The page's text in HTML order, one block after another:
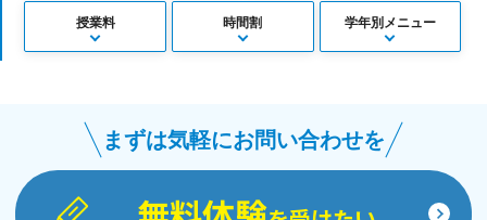
授業料 時間割 学年別メニュー
まずは気軽にお問い合わせを